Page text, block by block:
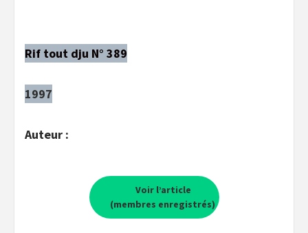
Rif tout dju N° 389
1997
Auteur :
Voir l’article
(membres enregistrés)